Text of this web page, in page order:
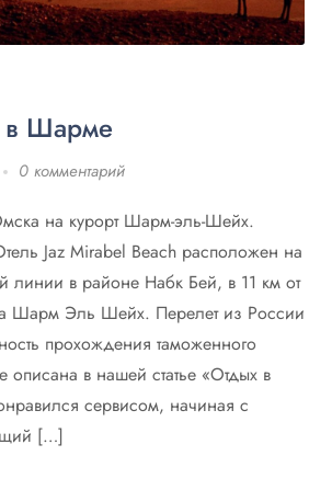
в Шарме
0 комментарий
на курорт Шарм-эль-Шейх.
Jaz Mirabel Вeach расположен на
линии в районе Набк Бей, в 11 км от
Шарм Эль Шейх. Перелет из России
прохождения таможенного
описана в нашей статье «Отдых в
сервисом, начиная с
[…]